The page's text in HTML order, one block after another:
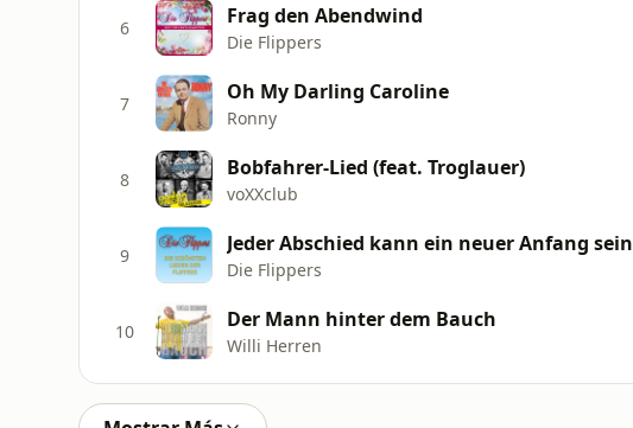
6 Frag den Abendwind
Die Flippers
7 Oh My Darling Caroline
Ronny
8 Bobfahrer-Lied (feat. Troglauer)
voXXclub
9 Jeder Abschied kann ein neuer Anfang sein
Die Flippers
10 Der Mann hinter dem Bauch
Willi Herren